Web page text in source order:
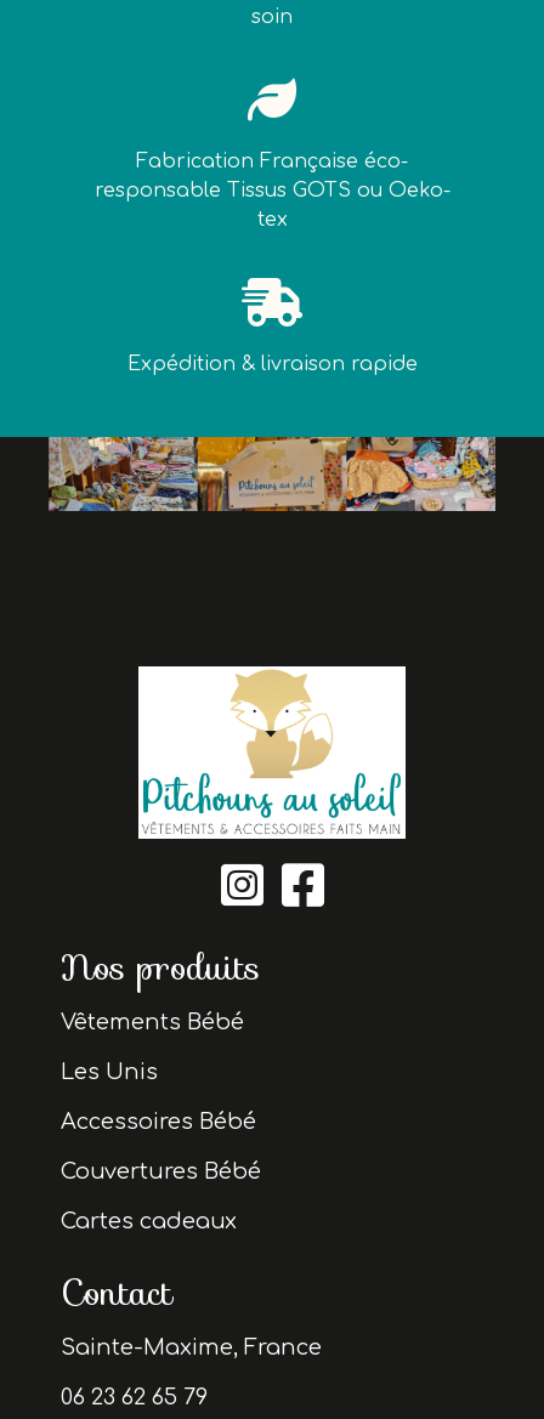
soin

Fabrication Française éco-
responsable Tissus GOTS ou Oeko-
tex

Expédition & livraison rapide
 
Nos produits
Vêtements Bébé
Les Unis
Accessoires Bébé
Couvertures Bébé
Cartes cadeaux
Contact
Sainte-Maxime, France
06 23 62 65 79